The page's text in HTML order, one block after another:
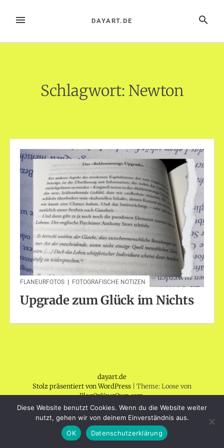
InhaltMENÜ SUCHE
DAYART.DE
Schlagwort: Newton
FLANEURFOTOS FOTOGRAFISCHE NOTIZEN
Upgrade zum Glück im Nichts
dayart.de
Stolz präsentiert von WordPress
Theme: Loose von
BlogOnYourOwn.com.
Diese Website benutzt Cookies. Wenn du die Website weiter
nutzt, gehen wir von deinem Einverständnis aus.
OK
Datenschutzerklärung